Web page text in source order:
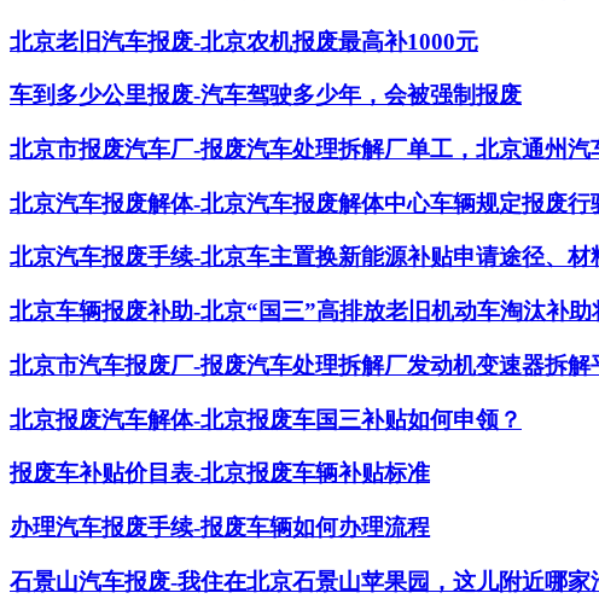
北京老旧汽车报废-北京农机报废最高补1000元
车到多少公里报废-汽车驾驶多少年，会被强制报废
北京市报废汽车厂-报废汽车处理拆解厂单工，北京通州
北京汽车报废解体-北京汽车报废解体中心车辆规定报废行
北京汽车报废手续-北京车主置换新能源补贴申请途径、材
北京车辆报废补助-北京“国三”高排放老旧机动车淘汰补
北京市汽车报废厂-报废汽车处理拆解厂发动机变速器拆
北京报废汽车解体-北京报废车国三补贴如何申领？
报废车补贴价目表-北京报废车辆补贴标准
办理汽车报废手续-报废车辆如何办理流程
石景山汽车报废-我住在北京石景山苹果园，这儿附近哪